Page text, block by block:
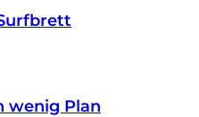
wenig Plan